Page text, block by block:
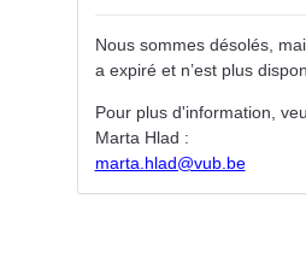
Nous sommes désolés,
a expiré et n’est plus
Pour plus d'information,
Marta Hlad :
marta.hlad@vub.be